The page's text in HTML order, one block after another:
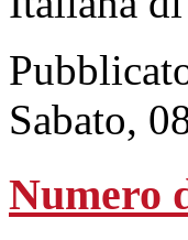
Sabato,
Numero